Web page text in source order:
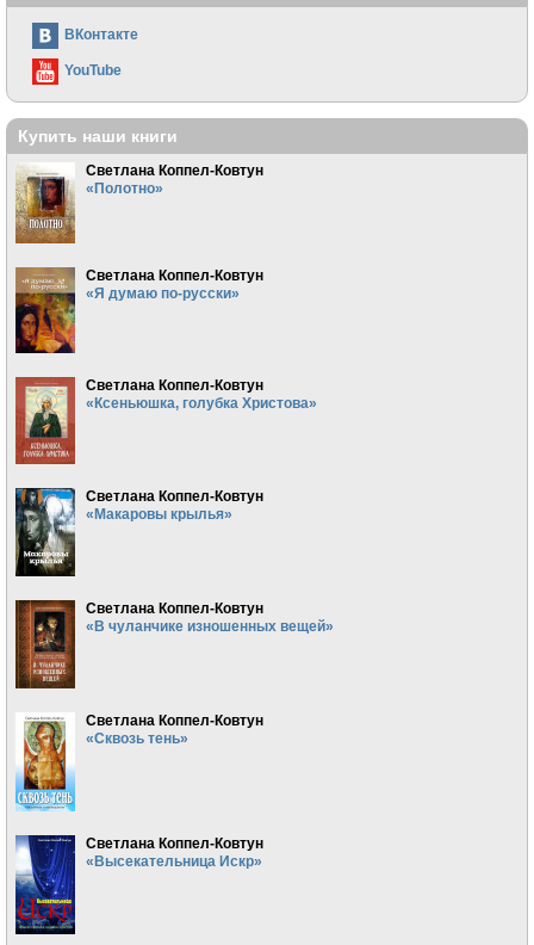
ВКонтакте
YouTube
Купить наши книги
Светлана Коппел-Ковтун
«Полотно»
Светлана Коппел-Ковтун
«Я думаю по-русски»
Светлана Коппел-Ковтун
«Ксеньюшка, голубка Христова»
Светлана Коппел-Ковтун
«Макаровы крылья»
Светлана Коппел-Ковтун
«В чуланчике изношенных вещей»
Светлана Коппел-Ковтун
«Сквозь тень»
Светлана Коппел-Ковтун
«Высекательница Искр»